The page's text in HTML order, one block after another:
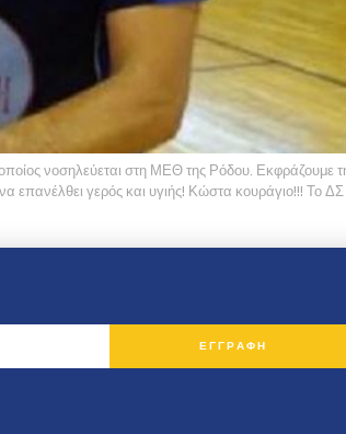
νοσηλεύεται στη ΜΕΘ της Ρόδου. Εκφράζουμε
γερός και υγιής! Κώστα κουράγιο!!! Το ΔΣ
ΕΓΓΡΑΦΗ